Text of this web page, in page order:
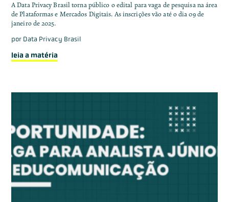
A Data Privacy Brasil torna público o edital para vaga de pesquisa na área
de Plataformas e Mercados Digitais. As inscrições vão até o dia 09 de
janeiro de 2025.
por Data Privacy Brasil
leia a matéria